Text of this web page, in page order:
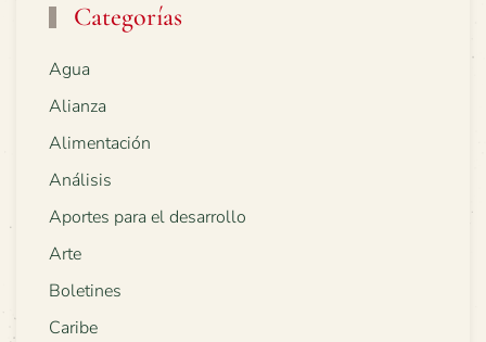
Categorías
Agua
Alianza
Alimentación
Análisis
Aportes para el desarrollo
Arte
Boletines
Caribe